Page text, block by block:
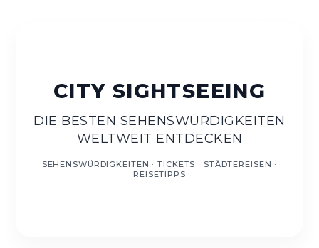
DIE BESTEN SEHENSWÜRDIGKEITEN
WELTWEIT ENTDECKEN